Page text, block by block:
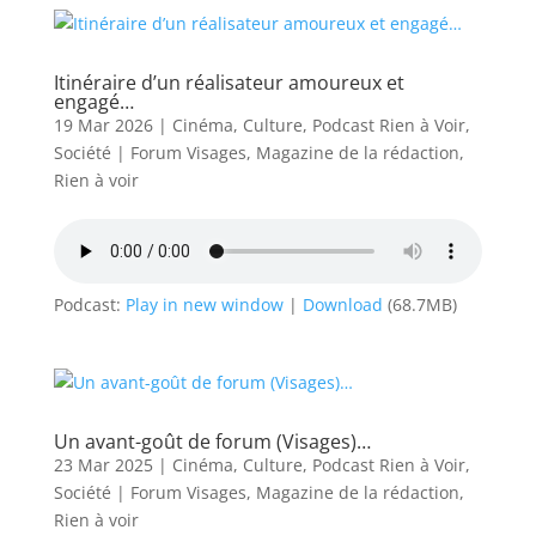
Itinéraire d’un réalisateur amoureux et
engagé…
19 Mar 2026| Cinéma, Culture, Podcast Rien à Voir,
Société | Forum Visages, Magazine de la rédaction,
Rien à voir
Podcast: Play in new window| Download (68.7MB)
Un avant-goût de forum (Visages)…
23 Mar 2025| Cinéma, Culture, Podcast Rien à Voir,
Société | Forum Visages, Magazine de la rédaction,
Rien à voir